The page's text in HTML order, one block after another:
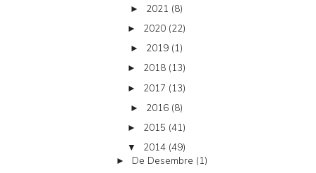
► 2021 (8)
► 2020 (22)
► 2019 (1)
► 2018 (13)
► 2017 (13)
► 2016 (8)
► 2015 (41)
▼ 2014 (49)
► De Desembre (1)